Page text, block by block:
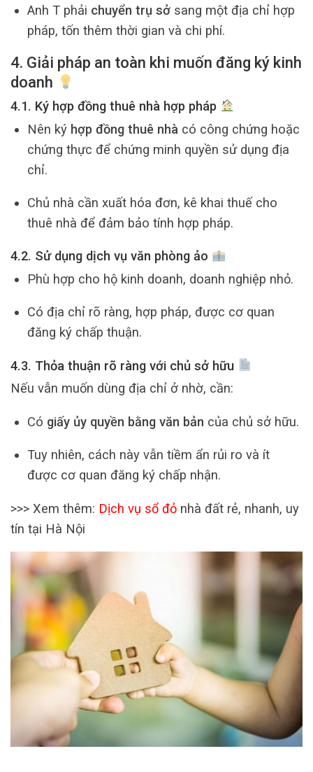
Anh T phải chuyển trụ sởsang một địa chỉ hợp
pháp, tốn thêm thời gian và chi phí.
4. Giải pháp an toàn khi muốn đăng ký kinh
doanh
4.1. Ký hợp đồng thuê nhà hợp pháp
Nên ký hợp đồng thuê nhà có công chứng hoặc
chứng thực để chứng minh quyền sử dụng địa
chỉ.
Chủ nhà cần xuất hóa đơn, kê khai thuế cho
thuê nhà để đảm bảo tính hợp pháp.
4.2. Sử dụng dịch vụ văn phòng ảo
Phù hợp cho hộ kinh doanh, doanh nghiệp nhỏ.
Có địa chỉ rõ ràng, hợp pháp, được cơ quan
đăng ký chấp thuận.
4.3. Thỏa thuận rõ ràng với chủ sở hữu
Nếu vẫn muốn dùng địa chỉ ở nhờ, cần:
Có giấy ủy quyền bằng văn bản của chủ sở hữu.
Tuy nhiên, cách này vẫn tiềm ẩn rủi ro và ít
được cơ quan đăng ký chấp nhận.
>>> Xem thêm: Dịch vụ sổ đỏ nhà đất rẻ, nhanh, uy
tín tại Hà Nội